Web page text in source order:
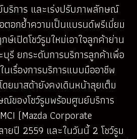
ริการ และเร่งปรับภาพลักษณ์
อกย้ำความเป็นแบรนด์พรีเมี่ยม
ปิดโชว์รูมใหม่เอาใจลูกค้าย่าน
รี ยกระดับการบริการลูกค้าเพื่อ
เรื่องการบริการแบบมืออาชีพ
ยมาสด้ายังคงเดินหน้าลุยเต็ม
ของโชว์รูมพร้อมศูนย์บริการ
(Mazda Corporate
ยปี 2559 และในวันนี้ 2 โชว์รูม